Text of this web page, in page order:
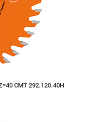
CMT 292.120.40H